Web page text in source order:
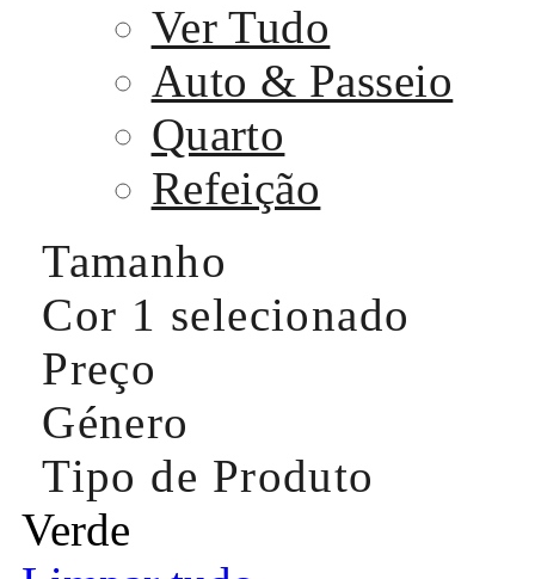
Ver Tudo
Auto & Passeio
Quarto
Refeição
Tamanho
Cor 1 selecionado
Preço
Género
Tipo de Produto
Verde